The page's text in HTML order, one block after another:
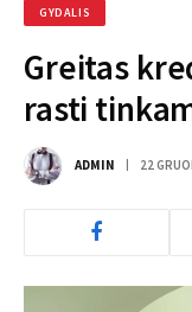
GYDALIS
Greitas
rasti
ADMIN 22